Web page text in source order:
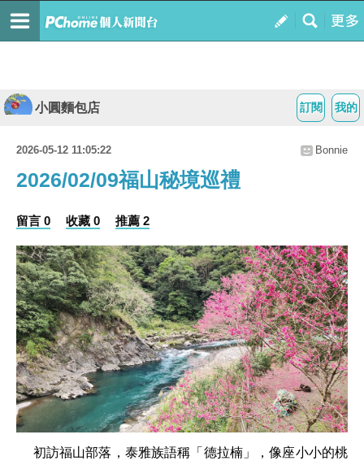
我的
訂閱
小圓麵包店
2026-05-12 11:05:22 Bonnie
2026/02/09福山秘境巡禮
留言 0 收藏 0 推薦 2
初訪福山部落，泰雅族語稱「德拉楠」，像座小小的桃